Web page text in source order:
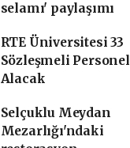
selamı' paylaşımı
RTE Üniversitesi 33
Sözleşmeli Personel
Alacak
Selçuklu Meydan
Mezarlığı'ndaki